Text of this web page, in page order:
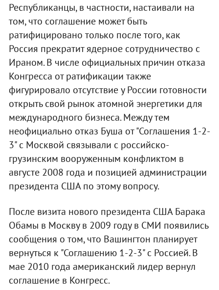
Республиканцы, в частности, настаивали на
том, что соглашение может быть
ратифицировано только после того, как
Россия прекратит ядерное сотрудничество с
Ираном. В числе официальных причин отказа
Конгресса от ратификации также
фигурировало отсутствие у России готовности
открыть свой рынок атомной энергетики для
международного бизнеса. Между тем
неофициально отказ Буша от "Соглашения 1-2-
3" с Москвой связывали с российско-
грузинским вооруженным конфликтом в
августе 2008 года и позицией администрации
президента США по этому вопросу.
После визита нового президента США Барака
Обамы в Москву в 2009 году в СМИ появились
сообщения о том, что Вашингтон планирует
вернуться к "Соглашению 1-2-3" с Россией. В
мае 2010 года американский лидер вернул
соглашение в Конгресс.